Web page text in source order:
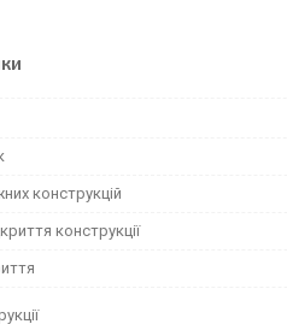
конструкцій
конструкції